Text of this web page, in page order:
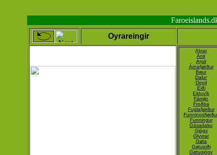
Oyrareingir
Akrar
Ánir
Argir
Árnafjørður
Bøur
Dalur
Depil
Eiði
Elduvík
Fámjin
Froðba
Fuglafjørður
Funningur
Gásadalur
Gjógv
Glyvrar
Gøta
Gøtueiði
Gøtugjógv